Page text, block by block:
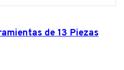
de 13 Piezas